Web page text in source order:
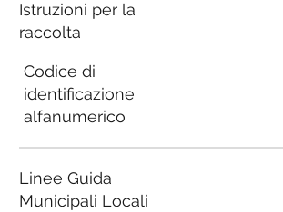
Istruzioni per la
raccolta
Codice di
identificazione
alfanumerico
Linee Guida
Municipali Locali